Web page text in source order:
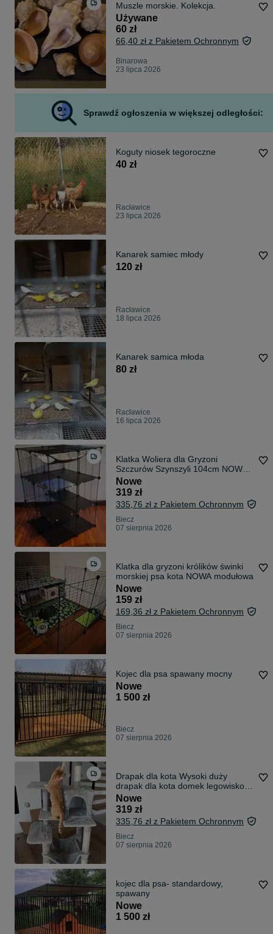
Muszle morskie. Kolekcja.
Używane
60 zł
66,40 zł z Pakietem Ochronnym
Binarowa
23 lipca 2026
Sprawdź ogłoszenia w większej odległości:
Koguty niosek tegoroczne
40 zł
Racławice
23 lipca 2026
Kanarek samiec młody
120 zł
Racławice
18 lipca 2026
Kanarek samica młoda
80 zł
Racławice
16 lipca 2026
Klatka Woliera dla Gryzoni
Szczurów Szynszyli 104cm NOWA
Wybieg Kojec
Nowe
319 zł
335,76 zł z Pakietem Ochronnym
Biecz
07 sierpnia 2026
Klatka dla gryzoni królików świnki
morskiej psa kota NOWA modułowa
Nowe
159 zł
169,36 zł z Pakietem Ochronnym
Biecz
07 sierpnia 2026
Kojec dla psa spawany mocny
Nowe
1 500 zł
Biecz
07 sierpnia 2026
Drapak dla kota Wysoki duży
drapak dla kota domek legowisko
143cm NOWY
Nowe
319 zł
335,76 zł z Pakietem Ochronnym
Biecz
07 sierpnia 2026
kojec dla psa- standardowy,
spawany
Nowe
1 500 zł